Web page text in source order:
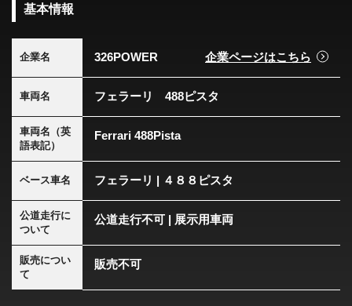
基本情報
企業名 326POWER 企業ページはこちら
車両名 フェラーリ 488ピスタ
車両名（英
語表記）
Ferrari 488Pista
ベース車名 フェラーリ | ４８８ピスタ
公道走行に
ついて
公道走行不可 | 展示用車両
販売につい
て
販売不可